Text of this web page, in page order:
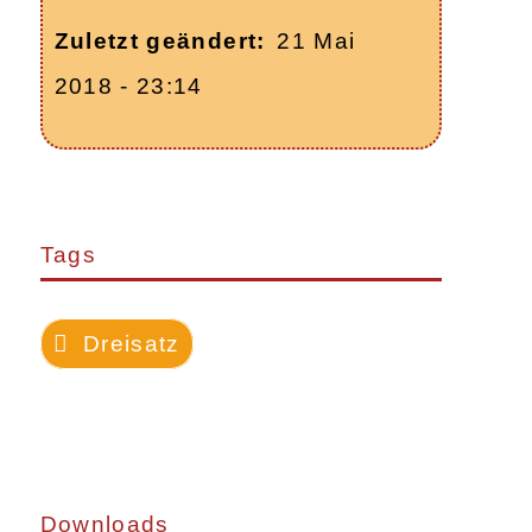
Zuletzt geändert
21 Mai
2018 - 23:14
Tags
Dreisatz
Downloads